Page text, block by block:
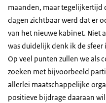
maanden, maar tegelijkertijd
dagen zichtbaar werd dat er
van het nieuwe kabinet. Niet
was duidelijk denk ik de
Op veel punten zullen we als
zoeken met bijvoorbeeld
allerlei maatschappelijke
positieve bijdrage daaraan